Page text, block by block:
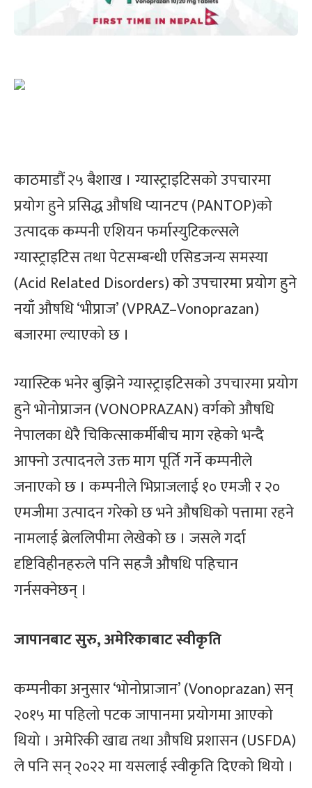
काठमाडौं २५ बैशाख । ग्यास्ट्राइटिसको उपचारमा
प्रयोग हुने प्रसिद्ध औषधि प्यानटप (PANTOP)को
उत्पादक कम्पनी एशियन फर्मास्युटिकल्सले
ग्यास्ट्राइटिस तथा पेटसम्बन्धी एसिडजन्य समस्या
(Acid Related Disorders) को उपचारमा प्रयोग हुने
नयाँ औषधि ‘भीप्राज’ (VPRAZ–Vonoprazan)
बजारमा ल्याएको छ ।
ग्यास्टिक भनेर बुझिने ग्यास्ट्राइटिसको उपचारमा प्रयोग
हुने भोनोप्राजन (VONOPRAZAN) वर्गको औषधि
नेपालका धेरै चिकित्साकर्मीबीच माग रहेको भन्दै
आफ्नो उत्पादनले उक्त माग पूर्ति गर्ने कम्पनीले
जनाएको छ । कम्पनीले भिप्राजलाई १० एमजी र २०
एमजीमा उत्पादन गरेको छ भने औषधिको पत्तामा रहने
नामलाई ब्रेललिपीमा लेखेको छ । जसले गर्दा
दृष्टिविहीनहरुले पनि सहजै औषधि पहिचान
गर्नसक्नेछन् ।
जापानबाट सुरु, अमेरिकाबाट स्वीकृति
कम्पनीका अनुसार ‘भोनोप्राजान’ (Vonoprazan) सन्
२०१५ मा पहिलो पटक जापानमा प्रयोगमा आएको
थियो । अमेरिकी खाद्य तथा औषधि प्रशासन (USFDA)
ले पनि सन् २०२२ मा यसलाई स्वीकृति दिएको थियो ।